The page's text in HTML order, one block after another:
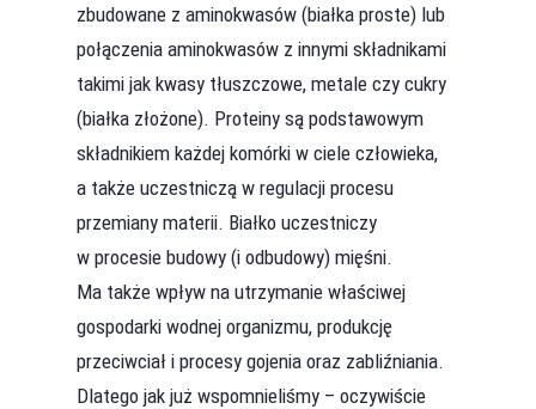
zbudowane z aminokwasów (białka proste) lub
połączenia aminokwasów z innymi składnikami
takimi jak kwasy tłuszczowe, metale czy cukry
(białka złożone). Proteiny są podstawowym
składnikiem każdej komórki w ciele człowieka,
a także uczestniczą w regulacji procesu
przemiany materii. Białko uczestniczy
w procesie budowy (i odbudowy) mięśni.
Ma także wpływ na utrzymanie właściwej
gospodarki wodnej organizmu, produkcję
przeciwciał i procesy gojenia oraz zabliźniania.
Dlatego jak już wspomnieliśmy – oczywiście